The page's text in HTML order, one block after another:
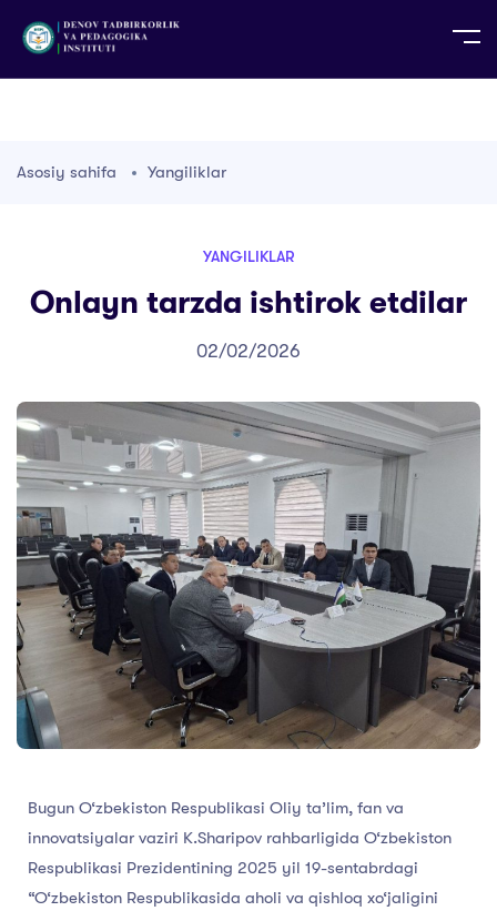
TG TR
Asosiy sahifa Yangiliklar
YANGILIKLAR
Onlayn tarzda ishtirok etdilar
02/02/2026
Bugun O‘zbekiston Respublikasi Oliy ta’lim, fan va
innovatsiyalar vaziri K.Sharipov rahbarligida O‘zbekiston
Respublikasi Prezidentining 2025 yil 19-sentabrdagi
“O‘zbekiston Respublikasida aholi va qishloq xo‘jaligini